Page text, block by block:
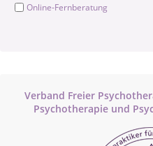
Online-Fernberatung
Verband Freier
Psychotherapie und